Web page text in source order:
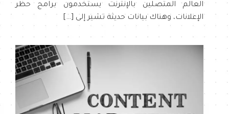
العالم المتصلين بالإنترنت يستخدمون برامج حظر
الإعلانات، وهناك بيانات حديثة تشير إلى […]